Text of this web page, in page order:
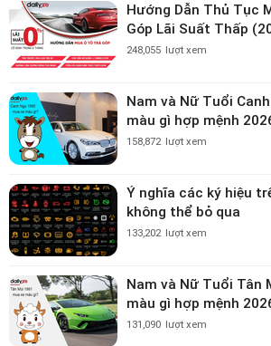
Hướng Dẫn Thủ Tục
Góp Lãi Suất Thấp
248,055 lượt xem
Nam và Nữ Tuổi
màu gì hợp mệnh
158,872 lượt xem
Ý nghĩa các ký hiệu
không thể bỏ qua
133,202 lượt xem
Nam và Nữ Tuổi Tân
màu gì hợp mệnh
131,090 lượt xem